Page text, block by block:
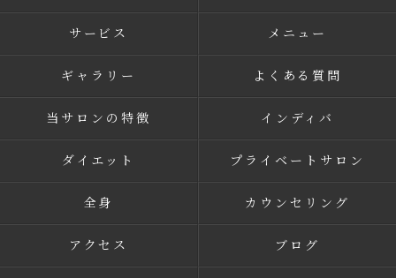
サービス メニュー
ギャラリー よくある質問
当サロンの特徴 インディバ
ダイエット プライベートサロン
全身 カウンセリング
アクセス ブログ